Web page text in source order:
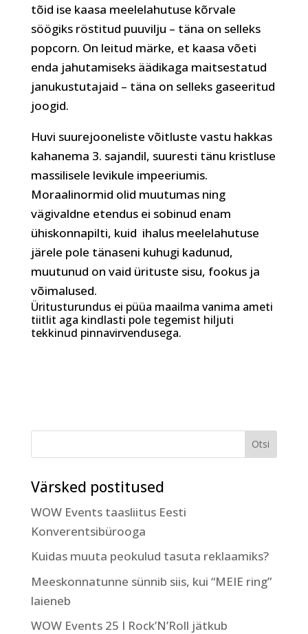
tõid ise kaasa meelelahutuse kõrvale
söögiks röstitud puuvilju – täna on selleks
popcorn. On leitud märke, et kaasa võeti
enda jahutamiseks äädikaga maitsestatud
janukustutajaid – täna on selleks gaseeritud
joogid.
Huvi suurejooneliste võitluste vastu hakkas
kahanema 3. sajandil, suuresti tänu kristluse
massilisele levikule impeeriumis.
Moraalinormid olid muutumas ning
vägivaldne etendus ei sobinud enam
ühiskonnapilti, kuid ihalus meelelahutuse
järele pole tänaseni kuhugi kadunud,
muutunud on vaid ürituste sisu, fookus ja
võimalused.
Üritusturundus ei püüa maailma vanima ameti
tiitlit aga kindlasti pole tegemist hiljuti
tekkinud pinnavirvendusega.
Värsked postitused
WOW Events taasliitus Eesti
Konverentsibürooga
Kuidas muuta peokulud tasuta reklaamiks?
Meeskonnatunne sünnib siis, kui “MEIE ring”
laieneb
WOW Events 25 I Rock’N’Roll jätkub